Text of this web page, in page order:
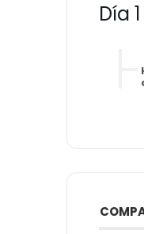
Día 1